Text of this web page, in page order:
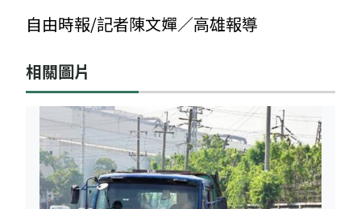
自由時報/記者陳文嬋／高雄報導
相關圖片